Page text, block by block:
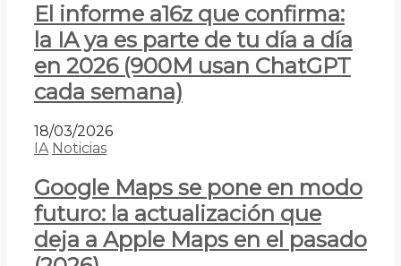
El informe a16z que confirma:
la IA ya es parte de tu día a día
en 2026 (900M usan ChatGPT
cada semana)
18/03/2026
IA Noticias
Google Maps se pone en modo
futuro: la actualización que
deja a Apple Maps en el pasado